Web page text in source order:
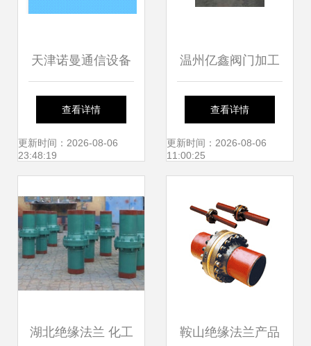
天津诺曼通信设备
厂 优质绝缘法兰及
通信配件批发供应
查看详情
更新时间：2026-08-06
23:48:19
温州亿鑫阀门加工
厂主推Q41F铸钢
球阀与WCB法兰球
高品质管道解决方
案
查看详情
更新时间：2026-08-06
11:00:25
湖北绝缘法兰 化工 鞍山绝缘法兰产品